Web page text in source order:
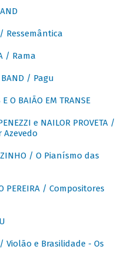
/ Ressemântica
/ Rama
BAND / Pagu
O BAIÃO EM TRANSE
e NAILOR PROVETA /
Azevedo
/ O Pianísmo das
PEREIRA / Compositores
/ Violão e Brasilidade - Os